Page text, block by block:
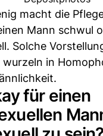
macht die
Mann schwul
Solche
in
für einen